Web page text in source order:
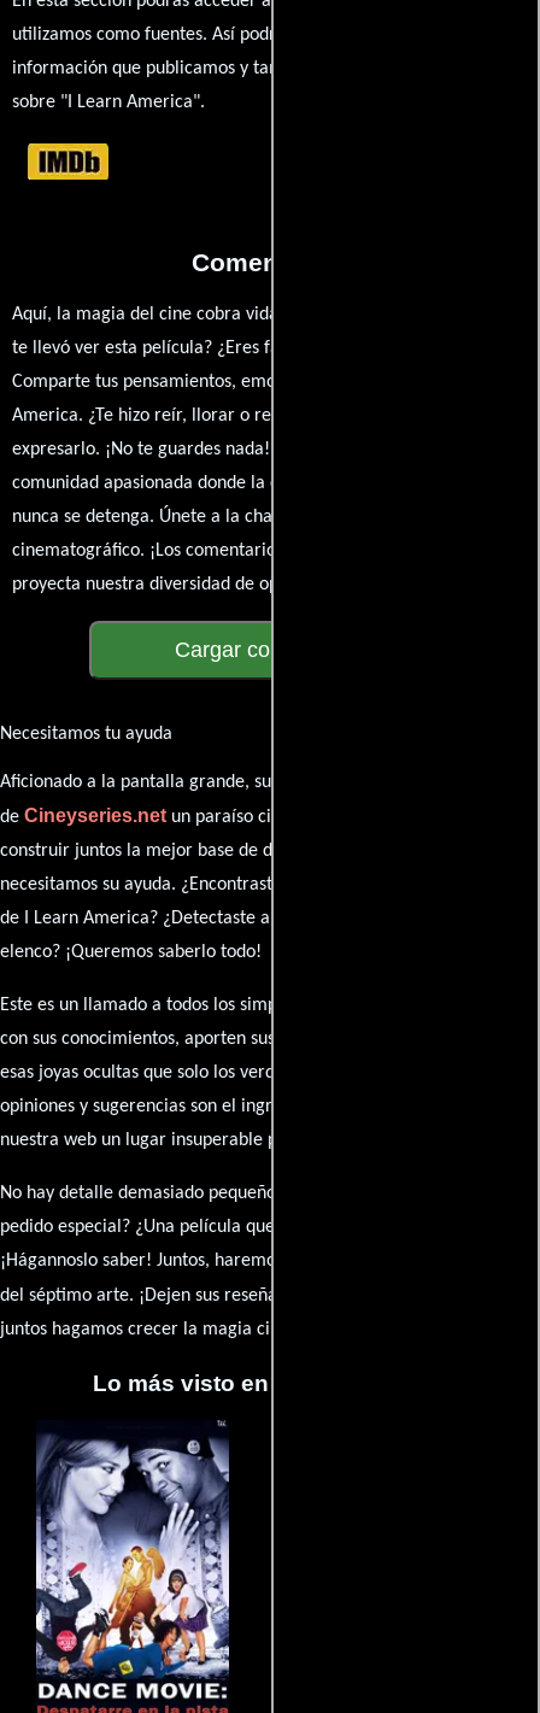
utilizamos como fuentes. Así podrás chequear toda la
información que publicamos y también ampliar tu conocimiento
sobre "I Learn America".
Comentarios
Aquí, la magia del cine cobra vida a través de tus opiniones. ¿Qué
te llevó ver esta película? ¿Eres fan de Jean-Michel Dissard,?
Comparte tus pensamientos, emociones y críticas sobre I Learn
America. ¿Te hizo reír, llorar o reflexionar? Este es el lugar para
expresarlo. ¡No te guardes nada! Queremos construir una
comunidad apasionada donde la conversación sobre cine y series
nunca se detenga. Únete a la charla y déjanos conocer tu mundo
cinematográfico. ¡Los comentarios son la pantalla donde se
proyecta nuestra diversidad de opiniones!
Cargar comentarios
Necesitamos tu ayuda
Aficionado a la pantalla grande, su participación es clave para hacer
de Cineyseries.netun paraíso cinéfilo completo. Queremos
construir juntos la mejor base de datos cinematográfica, pero
necesitamos su ayuda. ¿Encontraste algún dato faltante en la ficha
de I Learn America? ¿Detectaste algún error en la sinopsis o el
elenco? ¡Queremos saberlo todo!
Este es un llamado a todos los simpatizantes del cine: contribuyan
con sus conocimientos, aporten sus descubrimientos y compartan
esas joyas ocultas que solo los verdaderos fanáticos conocen. Sus
opiniones y sugerencias son el ingrediente secreto que hará de
nuestra web un lugar insuperable para los amantes del celuloide.
No hay detalle demasiado pequeño ni opinión insignificante. ¿Algún
pedido especial? ¿Una película que sueñas con ver reseñada?
¡Hágannoslo saber! Juntos, haremos de esta comunidad el epicentro
del séptimo arte. ¡Dejen sus reseña en la
juntos hagamos crecer la magia cinematográfica!
Lo más visto en Cineyseries.net